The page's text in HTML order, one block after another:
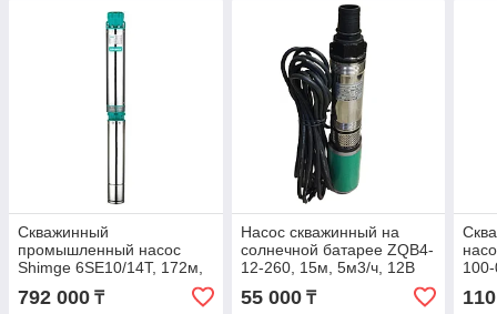
Скважинный
промышленный насос
Shimge 6SE10/14T, 172м,
18 м3/ч, 380 В
792 000 ₸
Насос скважинный на
солнечной батарее ZQB4-
12-260, 15м, 5м3/ч, 12В
55 000₸